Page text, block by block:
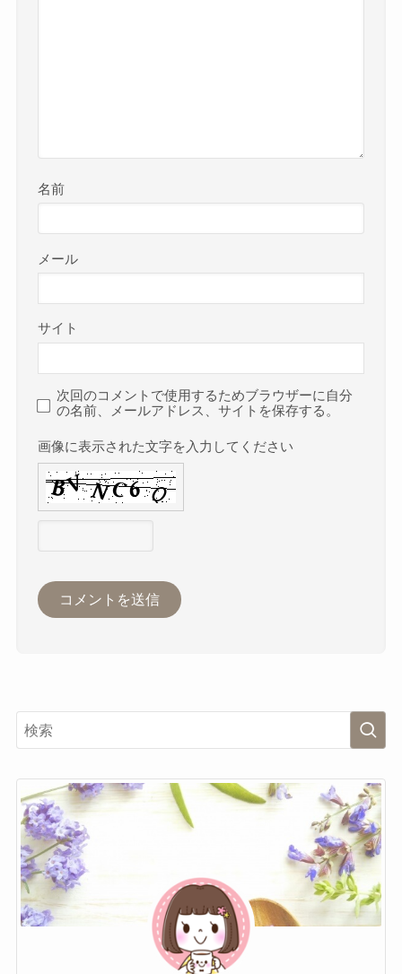
名前
メール
サイト
次回のコメントで使用するためブラウザーに自分
の名前、メールアドレス、サイトを保存する。
画像に表示された文字を入力してください